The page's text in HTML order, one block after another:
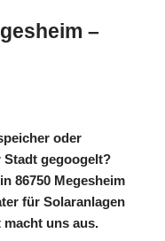
–
oder
Stadt gegoogelt?
86750 Megesheim
für Solaranlagen
uns aus.